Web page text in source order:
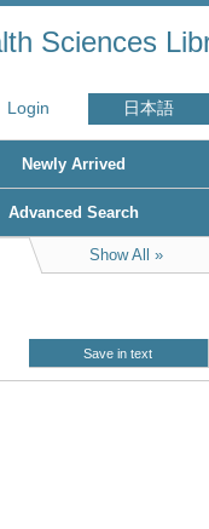
Sciences
Login 日本語
Newly Arrived
Advanced Search
Show All
Save in text